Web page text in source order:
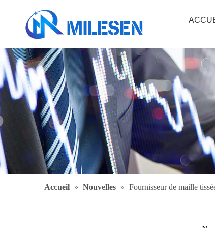
Accueil » Nouvelles » Fournisseur de maille